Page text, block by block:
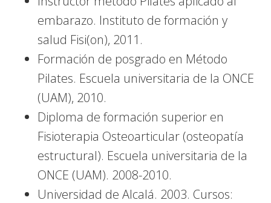
embarazo. Instituto de formación y
salud Fisi(on), 2011.
Formación de posgrado en Método
Pilates. Escuela universitaria de la ONCE
(UAM), 2010.
Diploma de formación superior en
Fisioterapia Osteoarticular (osteopatía
estructural). Escuela universitaria de la
ONCE (UAM). 2008-2010.
Universidad de Alcalá. 2003. Cursos: